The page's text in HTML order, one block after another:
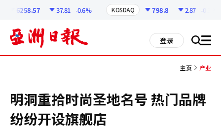
6258.57 37.81 -0.6% KOSDAQ 798.8 2.87 -0.36%
登录 搜 all
主页 产业
明洞重拾时尚圣地名号 热门品牌
纷纷开设旗舰店